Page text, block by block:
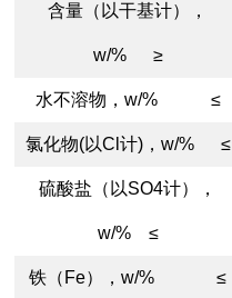
含量（以干基计），
w/% ≥
水不溶物，w/% ≤
氯化物(以Cl计)，w/% ≤
硫酸盐（以SO4计），
w/% ≤
铁（Fe），w/% ≤